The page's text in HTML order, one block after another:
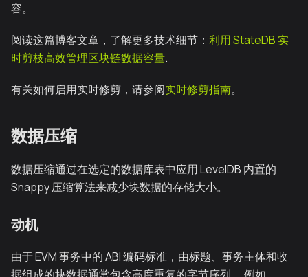
容。
阅读这篇博客文章，了解更多技术细节： 利用 StateDB 实
时剪枝高效管理区块链数据容量.
有关如何启用实时修剪，请参阅实时修剪指南。
数据压缩
数据压缩通过在选定的数据库表中应用 LevelDB 内置的
Snappy 压缩算法来减少块数据的存储大小。
动机
由于 EVM 事务中的 ABI 编码标准，由标题、事务主体和收